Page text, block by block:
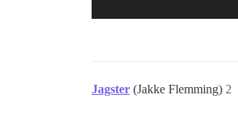
Jagster (Jakke Flemming) 2